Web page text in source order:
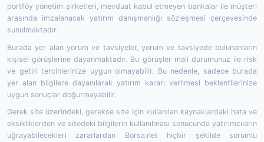
portföy yönetim şirketleri, mevduat kabul etmeyen bankalar ile müşteri
arasında imzalanacak yatırım danışmanlığı sözleşmesi çerçevesinde
sunulmaktadır.
Burada yer alan yorum ve tavsiyeler, yorum ve tavsiyede bulunanların
kişisel görüşlerine dayanmaktadır. Bu görüşler mali durumunuz ile risk
ve getiri tercihlerinize uygun olmayabilir. Bu nedenle, sadece burada
yer alan bilgilere dayanılarak yatırım kararı verilmesi beklentilerinize
uygun sonuçlar doğurmayabilir.
Gerek site üzerindeki, gerekse site için kullanılan kaynaklardaki hata ve
eksikliklerden ve sitedeki bilgilerin kullanılması sonucunda yatırımcıların
uğrayabilecekleri zararlardan Borsa.net hiçbir şekilde sorumlu